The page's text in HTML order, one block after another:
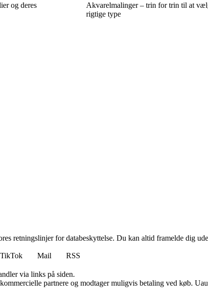
og deres
Akvarelmalinger – trin for trin til at
rigtige type
retningslinjer for databeskyttelse. Du kan altid framelde dig
TikTok Mail
RSS
via links på siden.
partnere og modtager muligvis betaling ved køb.